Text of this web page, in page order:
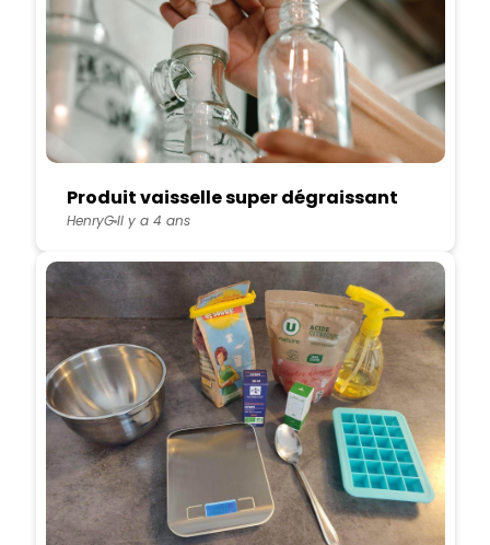
Produit vaisselle super dégraissant
HenryGIl y a 4 ans